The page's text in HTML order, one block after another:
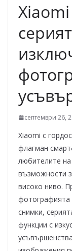
септември 26,
Xiaomi с
флагман
любителите
възможности
високо ниво.
фотографията
снимки,
функции с